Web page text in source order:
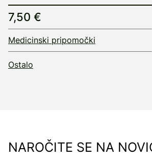
7,50 €
Medicinski pripomočki
Ostalo
NAROČITE SE NA